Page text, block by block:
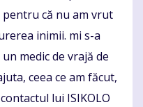
că nu am vrut
inimii. mi s-a
medic de vrajă de
ceea ce am făcut,
lui ISIKOLO